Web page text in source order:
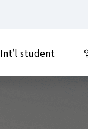
Int'l student